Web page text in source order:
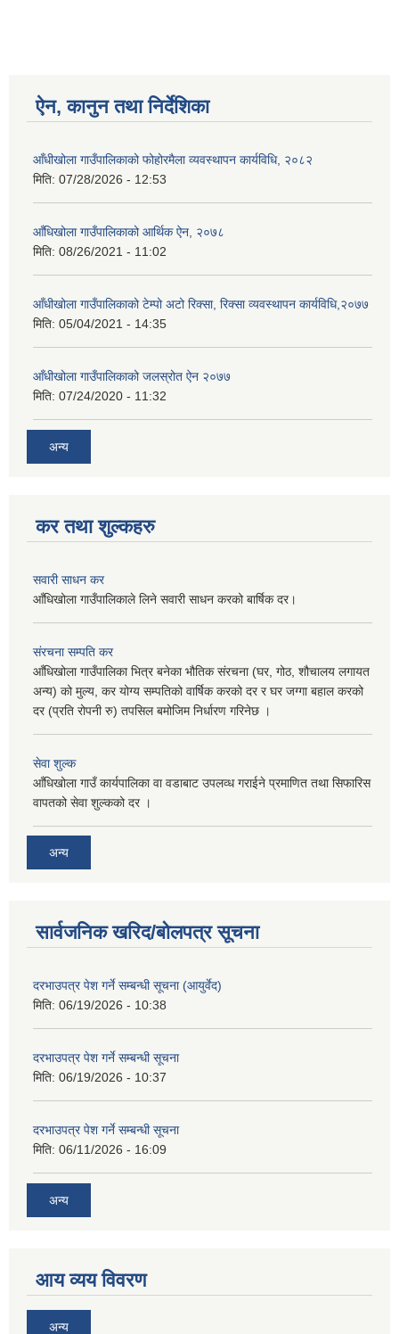
ऐन, कानुन तथा निर्देशिका
आँधीखोला गाउँपालिकाको फोहोरमैला व्यवस्थापन कार्यविधि, २०८२
मिति: 07/28/2026 - 12:53
आँधिखोला गाउँपालिकाको आर्थिक ऐन, २०७८
मिति: 08/26/2021 - 11:02
आँधीखोला गाउँपालिकाको टेम्पो अटो रिक्सा, रिक्सा व्यवस्थापन कार्यविधि,२०७७
मिति: 05/04/2021 - 14:35
आँधीखोला गाउँपालिकाको जलस्रोत ऐन २०७७
मिति: 07/24/2020 - 11:32
अन्य
कर तथा शुल्कहरु
सवारी साधन कर
आँधिखोला गाउँपालिकाले लिने सवारी साधन करको बार्षिक दर।
संरचना सम्पति कर
आँधिखोला गाउँपालिका भित्र बनेका भौतिक संरचना (घर, गोठ, शौचालय लगायत
अन्य) को मुल्य, कर योग्य सम्पतिको वार्षिक करको दर र घर जग्गा बहाल करको
दर (प्रति रोपनी रु) तपसिल बमोजिम निर्धारण गरिनेछ ।
सेवा शुल्क
आँधिखोला गाउँ कार्यपालिका वा वडाबाट उपलव्ध गराईने प्रमाणित तथा सिफारिस
वापतको सेवा शुल्कको दर ।
अन्य
सार्वजनिक खरिद/बोलपत्र सूचना
दरभाउपत्र पेश गर्ने सम्बन्धी सूचना (आयुर्वेद)
मिति: 06/19/2026 - 10:38
दरभाउपत्र पेश गर्ने सम्बन्धी सूचना
मिति: 06/19/2026 - 10:37
दरभाउपत्र पेश गर्ने सम्बन्धी सूचना
मिति: 06/11/2026 - 16:09
अन्य
आय व्यय विवरण
अन्य